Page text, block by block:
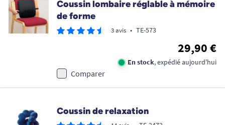
Coussin lombaire réglable à mémoire
de forme
3 avis • TE-573
29,90 €
En stock, expédié aujourd'hui
Comparer
Coussin de relaxation